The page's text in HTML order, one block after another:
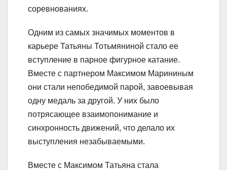
соревнованиях.
Одним из самых значимых моментов в
карьере Татьяны Тотьмяниной стало ее
вступление в парное фигурное катание.
Вместе с партнером Максимом Марининым
они стали непобедимой парой, завоевывая
одну медаль за другой. У них было
потрясающее взаимопонимание и
синхронность движений, что делало их
выступления незабываемыми.
Вместе с Максимом Татьяна стала